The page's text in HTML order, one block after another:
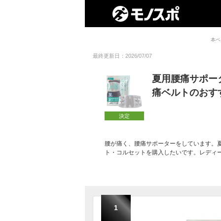
本
最終更新日：2026/07/07
決定
夏用腰痛サポ
痛ベルトのおす
腰が痛く、腰痛サポーターをしています
ト・コルセットを購入したいです。レデ
1